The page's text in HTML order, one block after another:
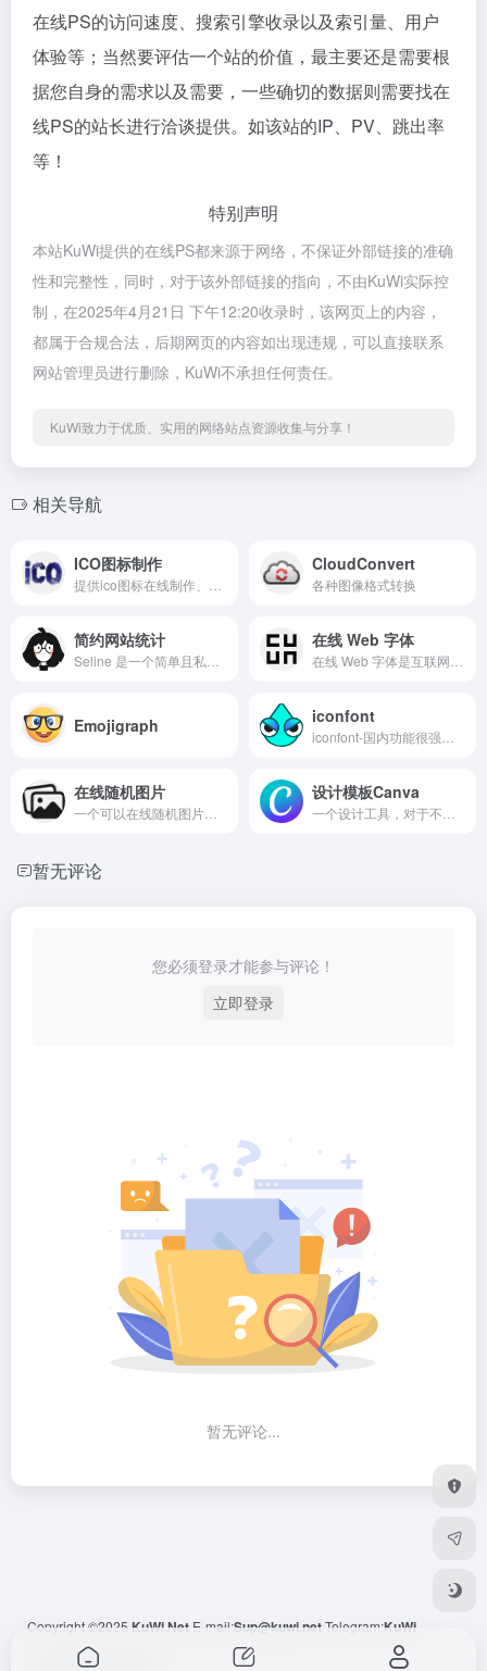
在线PS的访问速度、搜索引擎收录以及索引量、用户
体验等；当然要评估一个站的价值，最主要还是需要根
据您自身的需求以及需要，一些确切的数据则需要找在
线PS的站长进行洽谈提供。如该站的IP、PV、跳出率
等！
特别声明
本站KuWi提供的在线PS都来源于网络，不保证外部链接的准确
性和完整性，同时，对于该外部链接的指向，不由KuWi实际控
制，在2025年4月21日 下午12:20收录时，该网页上的内容，
都属于合规合法，后期网页的内容如出现违规，可以直接联系
网站管理员进行删除，KuWi不承担任何责任。
KuWi致力于优质、实用的网络站点资源收集与分享！
相关导航
ICO图标制作 CloudConvert
各种图像格式转换
简约网站统计 在线 Web 字体
Emojigraph iconfont
在线随机图片 设计模板Canva
暂无评论
您必须登录才能参与评论！
立即登录
暂无评论...
Copyright ©2025 KuWi.Net E-mail:Sup@kuwi.netTelegram:KuWi
OneNav